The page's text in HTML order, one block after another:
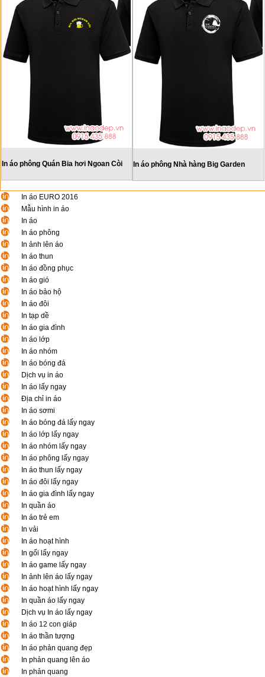
In áo phông Quán Bia hơi Ngoan Còi In áo phông Nhà hàng Big Garden
In áo EURO 2016
Mẫu hình in áo
In áo
In áo phông
In ảnh lên áo
In áo thun
In áo đồng phục
In áo gió
In áo bảo hộ
In áo đôi
In tạp dề
In áo gia đình
In áo lớp
In áo nhóm
In áo bóng đá
Dịch vụ in áo
In áo lấy ngay
Địa chỉ in áo
In áo sơmi
In áo bóng đá lấy ngay
In áo lớp lấy ngay
In áo nhóm lấy ngay
In áo phông lấy ngay
In áo thun lấy ngay
In áo đôi lấy ngay
In áo gia đình lấy ngay
In quần áo
In áo trẻ em
In vải
In áo hoạt hình
In gối lấy ngay
In áo game lấy ngay
In ảnh lên áo lấy ngay
In áo hoạt hình lấy ngay
In quần áo lấy ngay
Dịch vụ In áo lấy ngay
In áo 12 con giáp
In áo thần tượng
In áo phản quang đẹp
In phản quang lên áo
In phản quang